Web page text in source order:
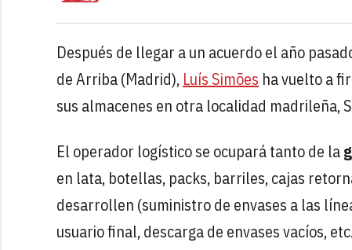
Después de llegar a un acuerdo el año
de Arriba (Madrid), Luís Simões ha vuelto a
sus almacenes en otra localidad madrileña,
El operador logístico se ocupará tanto de la
en lata, botellas, packs, barriles, cajas
desarrollen (suministro de envases a las
usuario final, descarga de envases vacíos,